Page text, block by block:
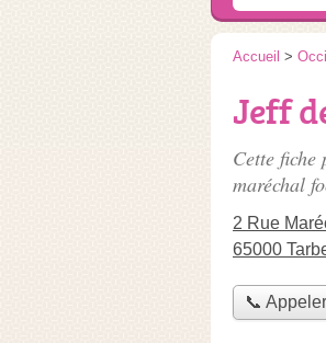
Accueil >
Jeff
Cette fiche
maréchal
2 Rue
65000
📞